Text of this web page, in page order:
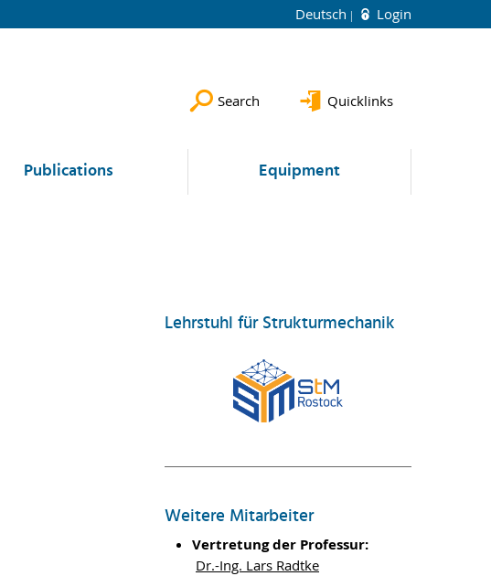
Deutsch Login
Search Quicklinks
Publications Equipment
Lehrstuhl für Strukturmechanik
Weitere Mitarbeiter
Vertretung der Professur:
Dr.-Ing. Lars Radtke